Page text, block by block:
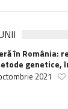
în România:
genetice,
2021